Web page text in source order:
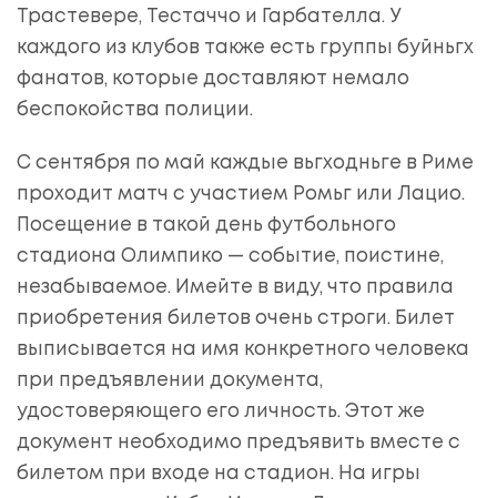
Трастевере, Тестаччо и Гарбателла. У
каждого из клубов также есть группы буйньгх
фанатов, которые доставляют немало
беспокойства полиции.
С сентября по май каждые вьгходньге в Риме
проходит матч с участием Ромьг или Лацио.
Посещение в такой день футбольного
стадиона Олимпико — событие, поистине,
незабываемое. Имейте в виду, что правила
приобретения билетов очень строги. Билет
выписывается на имя конкретного человека
при предъявлении документа,
удостоверяющего его личность. Этот же
документ необходимо предъявить вместе с
билетом при входе на стадион. На игры